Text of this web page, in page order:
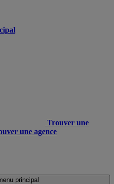
Trouver une
une agence
principal